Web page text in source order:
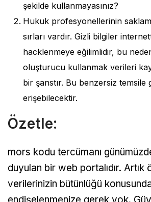
şekilde kullanmayasınız?
Hukuk profesyonellerinin
sırları vardır. Gizli bilgiler
hacklenmeye eğilimlidir, bu
oluşturucu kullanmak verileri
bir şanstır. Bu benzersiz temsile
erişebilecektir.
Özetle:
mors kodu tercümanı
duyulan bir web portalıdır. Artık
verilerinizin bütünlüğü